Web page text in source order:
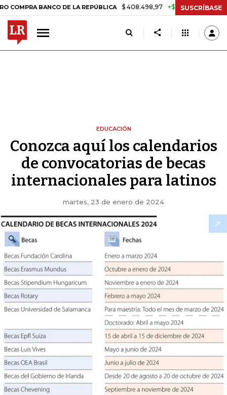
BANCO DE LA REPÚBLICA $ 408.498,97 +$ 8.753,81 +2,19%
SUSCRÍBASE
EDUCACIÓN
Conozca aquí los calendarios
de convocatorias de becas
internacionales para latinos
martes, 23 de enero de 2024